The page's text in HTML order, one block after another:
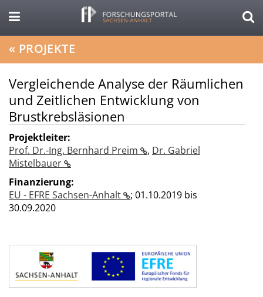
« PROJEKTE
Vergleichende Analyse der Räumlichen
und Zeitlichen Entwicklung von
Brustkrebsläsionen
Projektleiter:
Prof. Dr.-Ing. Bernhard Preim
, Dr. Gabriel
Mistelbauer
Finanzierung:
EU - EFRE Sachsen-Anhalt
; 01.10.2019 bis
30.09.2020